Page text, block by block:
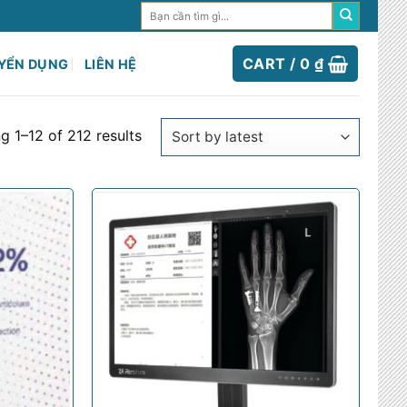
for:
DỤNG LIÊN HỆ CART /0₫
1–12 of 212 results